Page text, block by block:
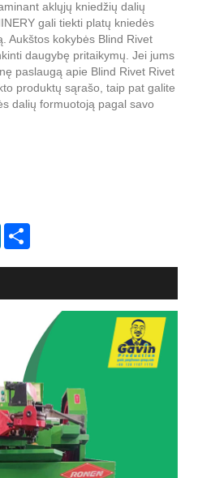
aklųjų kniedžių dalių
gali tiekti platų kniedės
Aukštos kokybės Blind Rivet
daugybę pritaikymų. Jei jums
paslaugą apie Blind Rivet Rivet
produktų sąrašo, taip pat galite
dalių formuotoją pagal savo
LinkedIn